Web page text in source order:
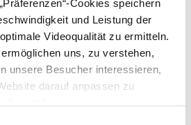
Cookies speichern
und Leistung der
Videoqualität zu ermitteln.
uns, zu verstehen,
unsere Besucher interessieren,
darauf anpassen zu
der
(RBZ)
hat die Aufgabe, die
der zahnärztlichen
in Bayern gemäß der